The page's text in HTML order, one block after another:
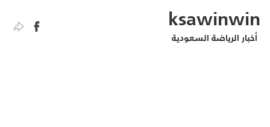
ksawinwin
أخبار الرياضة السعودية